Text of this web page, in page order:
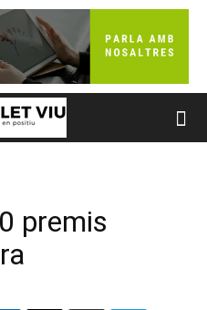
premis